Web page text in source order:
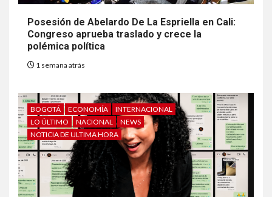
Posesión de Abelardo De La Espriella en Cali:
Congreso aprueba traslado y crece la
polémica política
1 semana atrás
BOGOTÁ ECONOMÍA
INTERNACIONAL
LO ÚLTIMO
NACIONAL
NEWS
NOTICIA DE ULTIMA HORA